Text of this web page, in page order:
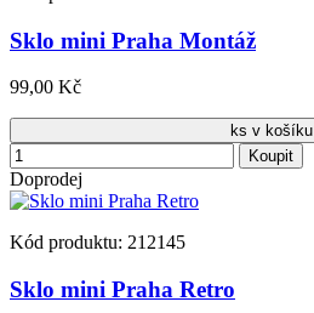
Sklo mini Praha Montáž
99,00 Kč
ks v košíku
Koupit
Doprodej
Kód produktu: 212145
Sklo mini Praha Retro